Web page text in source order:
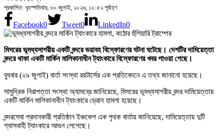
প্রকাশিত: বৃহস্পতিবার, ৩০ জুলাই, ২০২৬, ১০:৫২ পূর্বাহ্ণ
Facebook0 Tweet0 LinkedIn0
মিসরের ভূমধ্যসাগরীয় একটি বন্দরে ভয়াবহ বিস্ফোরণের ঘটনা ঘটেছে। দেশটির দামিয়েত্তা
বন্দরে থাকা একটি মার্কিন মালিকানাধীন ট্যাংকারে বিস্ফোরণের খবর পাওয়া গেছে।
বুধবার (২৯ জুলাই) বার্তা সংস্থা রয়টার্সের এক প্রতিবেদনে এ তথ্য জানানো হয়েছে।
সামুদ্রিক নিরাপত্তা সংস্থা অ্যামব্রে জানিয়েছে, মিসরের ভূমধ্যসাগরীয় বন্দর দামিয়েত্তায়
একটি মার্কিন মালিকানাধীন ট্যাংকারে ড্রোন হামলা হয়েছে।
বন্দরসেবা প্রদানকারী প্রতিষ্ঠান ইঞ্চকেপ এক পৃথক বার্তায় জানিয়েছে, দামিয়েত্তায় দুটি
গ্যাসবাহী ট্যাংকারে আগুন লেগেছে।